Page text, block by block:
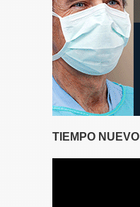
TIEMPO NUEVO